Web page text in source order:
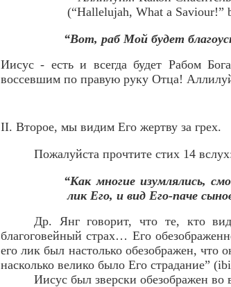
(“Hallelujah, What a Saviour!”
“Вот, раб Мой будет
Иисус - есть и всегда будет Рабом
воссевшим по правую руку Отца!
II. Второе, мы видим Его жертву за грех.
Пожалуйста прочтите стих 14
“Как многие изумлялись,
лик Его, и вид Его-паче
Др. Янг говорит, что те, кто
благоговейный страх… Его
его лик был настолько обезображен, что
насколько велико было Его страдание”
Иисус был зверски обезображен